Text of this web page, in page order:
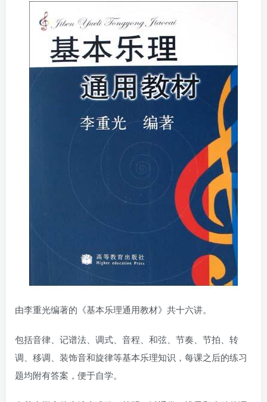
由李重光编著的《基本乐理通用教材》共十六讲。
包括音律、记谱法、调式、音程、和弦、节奏、节拍、转
调、移调、装饰音和旋律等基本乐理知识，每课之后的练习
题均附有答案，便于自学。